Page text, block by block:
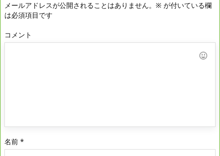
メールアドレスが公開されることはありません。 ※ が付いている欄
は必須項目です
コメント
名前 *